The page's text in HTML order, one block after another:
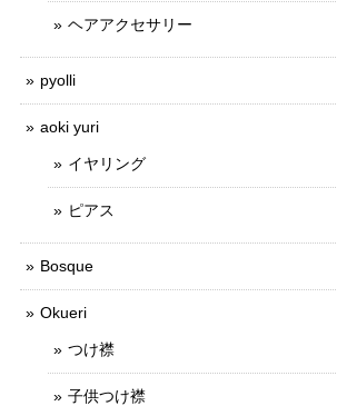
ヘアアクセサリー
pyolli
aoki yuri
イヤリング
ピアス
Bosque
Okueri
つけ襟
子供つけ襟